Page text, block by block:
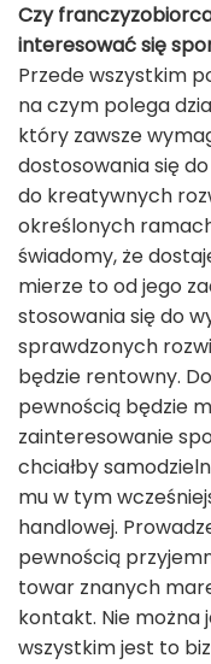
Czy
interesować się
Przede wszystkim
na czym polega
który zawsze
dostosowania się
do kreatywnych
określonych
świadomy, że
mierze to od jego
stosowania się do
sprawdzonych
będzie rentowny.
pewnością będzie
zainteresowanie
chciałby
mu w tym
handlowej.
pewnością
towar znanych
kontakt. Nie można
wszystkim jest to